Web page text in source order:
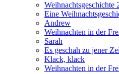
Weihnachtsgeschichte
Eine
Andrew
Weihnachten in der
Sarah
Es geschah zu jener
Klack, klack
Weihnachten in der